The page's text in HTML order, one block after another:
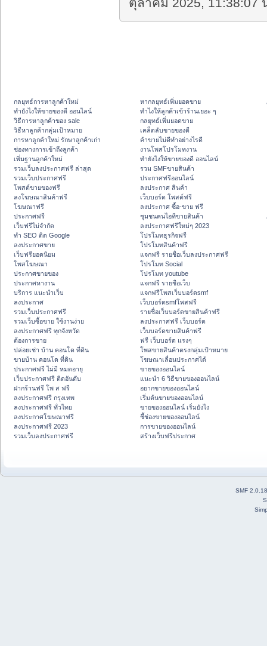
ตุลาคม 2025, 11:38:07
กลยุทธ์การหาลูกค้าใหม่
ทํายังไงให้ขายของดี ออนไลน์
วิธีการหาลูกค้าของ sale
วิธีหาลูกค้ากลุ่มเป้าหมาย
การหาลูกค้าใหม่ รักษาลูกค้าเก่า
ช่องทางการเข้าถึงลูกค้า
เพิ่มฐานลูกค้าใหม่
รวมเว็บลงประกาศฟรี ล่าสุด
รวมเว็บประกาศฟรี
โพสต์ขายของฟรี
ลงโฆษณาสินค้าฟรี
โฆษณาฟรี
ประกาศฟรี
เว็บฟรีไม่จำกัด
ทำ SEO ติด Google
ลงประกาศขาย
เว็บฟรียอดนิยม
โพสโฆษณา
ประกาศขายของ
ประกาศหางาน
บริการ แนะนำเว็บ
ลงประกาศ
รวมเว็บประกาศฟรี
รวมเว็บซื้อขาย ใช้งานง่าย
ลงประกาศฟรี ทุกจังหวัด
ต้องการขาย
ปล่อยเช่า บ้าน คอนโด ที่ดิน
ขายบ้าน คอนโด ที่ดิน
ประกาศฟรี ไม่มี หมดอายุ
เว็บประกาศฟรี ติดอันดับ
ฝากร้านฟรี โพ ส ฟรี
ลงประกาศฟรี กรุงเทพ
ลงประกาศฟรี ทั่วไทย
ลงประกาศโฆษณาฟรี
ลงประกาศฟรี 2023
รวมเว็บลงประกาศฟรี
หากลยุทธ์เพิ่มยอดขาย
ทําไงให้ลูกค้าเข้าร้านเยอะ ๆ
กลยุทธ์เพิ่มยอดขาย
เคล็ดลับขายของดี
ค้าขายไม่ดีทำอย่างไรดี
งานโพสโปรโมทงาน
ทํายังไงให้ขายของดี ออนไลน์
รวม SMFขายสินค้า
ประกาศฟรีออนไลน์
ลงประกาศ สินค้า
เว็บบอร์ด โพสต์ฟรี
ลงประกาศ ซื้อ-ขาย ฟรี
ชุมชนคนไอทีขายสินค้า
ลงประกาศฟรีใหม่ๆ 2023
โปรโมทธุรกิจฟรี
โปรโมทสินค้าฟรี
แจกฟรี รายชื่อเว็บลงประกาศฟรี
โปรโมท Social
โปรโมท youtube
แจกฟรี รายชื่อเว็บ
แจกฟรีโพสเว็บบอร์ดsmf
เว็บบอร์ดsmfโพสฟรี
รายชื่อเว็บบอร์ดขายสินค้าฟรี
ลงประกาศฟรี เว็บบอร์ด
เว็บบอร์ดขายสินค้าฟรี
ฟรี เว็บบอร์ด แรงๆ
โพสขายสินค้าตรงกลุ่มเป้าหมาย
โฆษณาเลื่อนประกาศได้
ขายของออนไลน์
แนะนำ 6 วิธีขายของออนไลน์
อยากขายของออนไลน์
เริ่มต้นขายของออนไลน์
ขายของออนไลน์ เริ่มยังไง
ชี้ช่องขายของออนไลน์
การขายของออนไลน์
สร้างเว็บฟรีประกาศ
SMF 2.0.18